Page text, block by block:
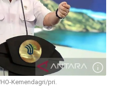
Kemendagri/pri.